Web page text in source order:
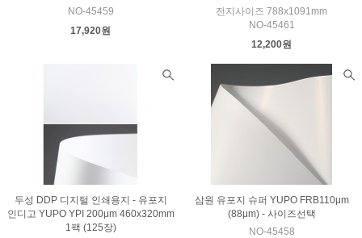
NO-45459
17,920원
전지사이즈 788x1091mm
NO-45461
12,200원
두성 DDP 디지털 인쇄용지 - 유포지
인디고 YUPO YPI 200μm 460x320mm
1팩 (125장)
삼원 유포지 슈퍼 YUPO FRB110μm
(88μm) - 사이즈선택
NO-45458